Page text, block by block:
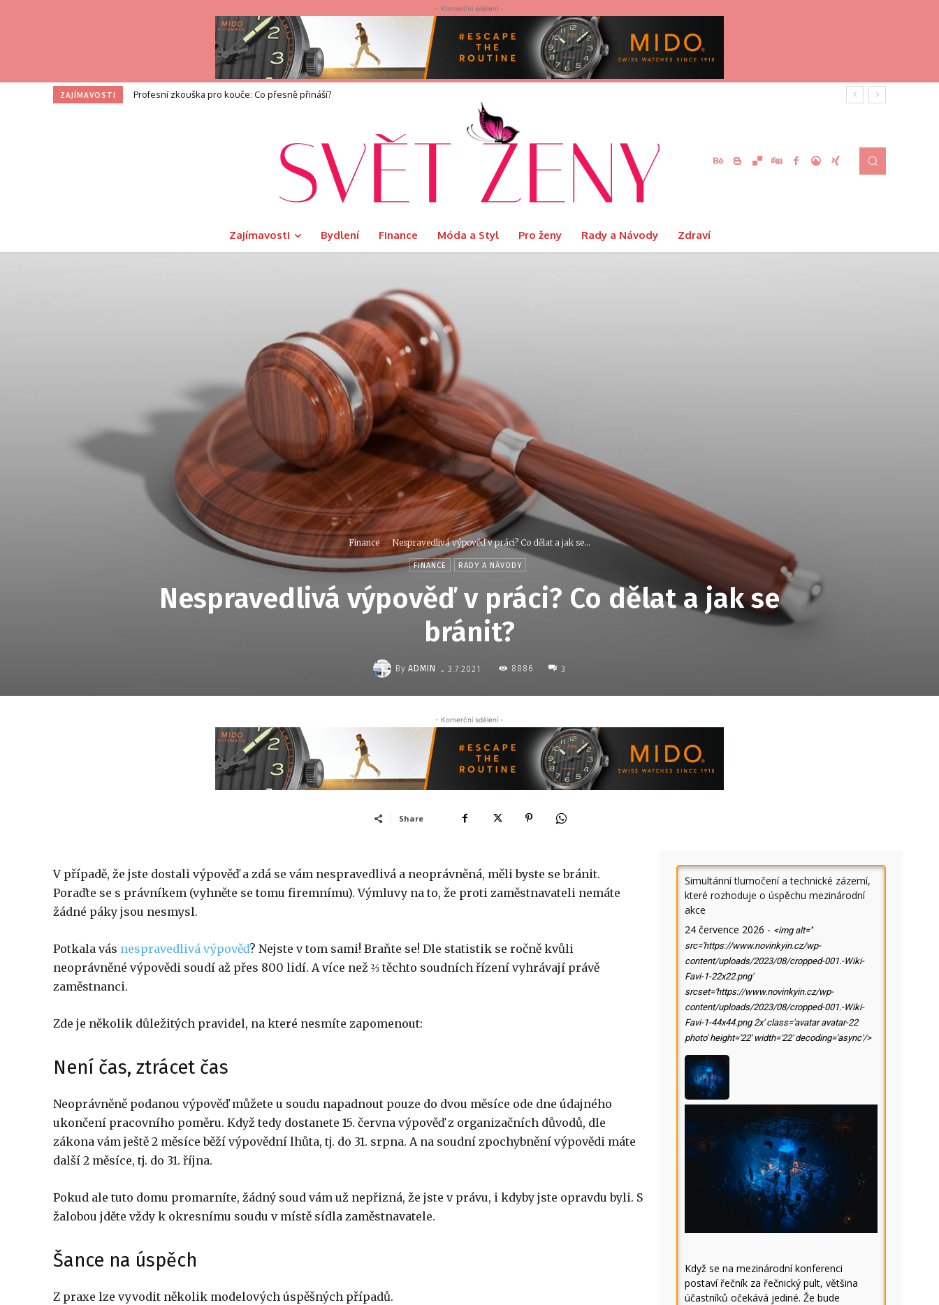
- Komerční sdělení -
ZAJÍMAVOSTI I na toaletě si zasloužíte dotek luxusu. Velvet představuje limitovanou edici Ritual s podmanivou vůní Orientu
Zajímavosti Bydlení Finance Móda a Styl Pro ženy Rady a Návody Zdraví
Finance Nespravedlivá výpověď v práci? Co dělat a jak se...
FINANCE RADY A NÁVODY
Nespravedlivá výpověď v práci? Co dělat a jak se
bránit?
By ADMIN - 3.7.2021 8886 3
- Komerční sdělení -
Share
V případě, že jste dostali výpověď a zdá se vám nespravedlivá a neoprávněná, měli byste se bránit.
Poraďte se s právníkem (vyhněte se tomu firemnímu). Výmluvy na to, že proti zaměstnavateli nemáte
žádné páky jsou nesmysl.
Potkala vás nespravedlivá výpověď? Nejste v tom sami! Braňte se! Dle statistik se ročně kvůli
neoprávněné výpovědi soudí až přes 800 lidí. A více než ⅔ těchto soudních řízení vyhrávají právě
zaměstnanci.
Zde je několik důležitých pravidel, na které nesmíte zapomenout:
Není čas, ztrácet čas
Neoprávněně podanou výpověď můžete u soudu napadnout pouze do dvou měsíce ode dne údajného
ukončení pracovního poměru. Když tedy dostanete 15. června výpověď z organizačních důvodů, dle
zákona vám ještě 2 měsíce běží výpovědní lhůta, tj. do 31. srpna. A na soudní zpochybnění výpovědi máte
další 2 měsíce, tj. do 31. října.
Pokud ale tuto domu promarníte, žádný soud vám už nepřizná, že jste v právu, i kdyby jste opravdu byli. S
žalobou jděte vždy k okresnímu soudu v místě sídla zaměstnavatele.
Šance na úspěch
Z praxe lze vyvodit několik modelových úspěšných případů.
Simultánní tlumočení a technické zázemí,
které rozhoduje o úspěchu mezinárodní
akce
24 července 2026 - <img alt=''
src='https://www.novinkyin.cz/wp-
content/uploads/2023/08/cropped-001.-Wiki-
Favi-1-22x22.png'
srcset='https://www.novinkyin.cz/wp-
content/uploads/2023/08/cropped-001.-Wiki-
Favi-1-44x44.png 2x' class='avatar avatar-22
photo' height='22' width='22' decoding='async'/>
Když se na mezinárodní konferenci
postaví řečník za řečnický pult, většina
účastníků očekává jediné. Že bude